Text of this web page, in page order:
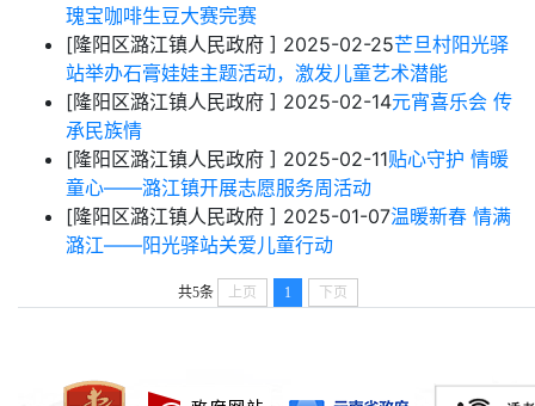
瑰宝咖啡生豆大赛完赛
[隆阳区潞江镇人民政府 ] 2025-02-25芒旦村阳光驿
站举办石膏娃娃主题活动，激发儿童艺术潜能
[隆阳区潞江镇人民政府 ] 2025-02-14元宵喜乐会 传
承民族情
[隆阳区潞江镇人民政府 ] 2025-02-11贴心守护 情暖
童心——潞江镇开展志愿服务周活动
[隆阳区潞江镇人民政府 ] 2025-01-07温暖新春 情满
潞江——阳光驿站关爱儿童行动
共5条 上页 1 下页